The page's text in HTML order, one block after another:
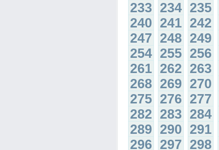
233 234 235
240 241 242
247 248 249
254 255 256
261 262 263
268 269 270
275 276 277
282 283 284
289 290 291
296 297 298